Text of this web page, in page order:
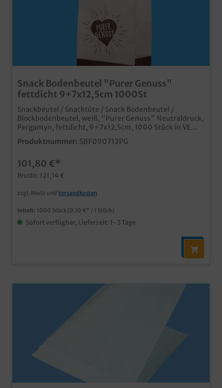
Snack Bodenbeutel "Purer Genuss"
fettdicht 9+7x12,5cm 1000St
Snackbeutel / Snacktüte / Snack Bodenbeutel /
Blockbodenbeutel, weiß, "Purer Genuss" Neutraldruck,
Pergamyn, fettdicht, 9+7x12,5cm, 1000 Stück in VE
praktische kleine Snacktüte mit Standboden stabil und
fettdicht durch Pergamyn Material in 60g/m² aus
werden ideal für kleine Snacks, Fingerfood,
Quarkbällchen, Pommes, gebrannte Mandeln, etc.
praktische Lösung für Gastronomie und
Lebensmittelhandel natürlich auch individuell
bedruckbar, fragen Sie unseren Kundenservice
Produktnummer: SBF090712PG
101,80 €*
Brutto: 121,14 €
zzgl. MwSt und Versandkosten
Inhalt: 1000 Stück (0,10 €* / 1 Stück)
Sofort verfügbar, Lieferzeit: 1-3 Tage